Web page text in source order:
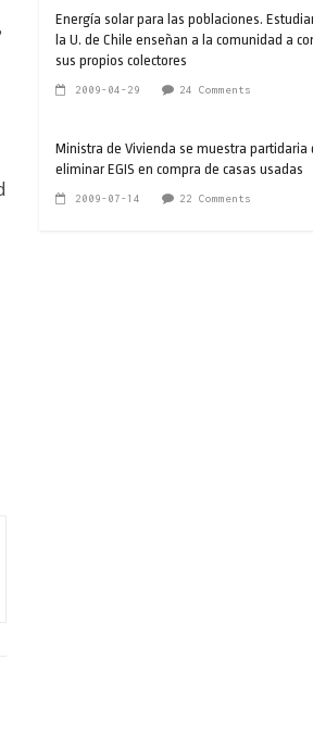
Energía solar para las poblaciones.
la U. de Chile enseñan a la comunidad a
sus propios colectores
2009-04-29 24 Comments
Ministra de Vivienda se muestra partidaria
eliminar EGIS en compra de casas usadas
2009-07-14 22 Comments